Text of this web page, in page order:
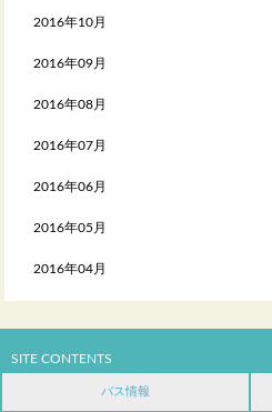
2016年10月
2016年09月
2016年08月
2016年07月
2016年06月
2016年05月
2016年04月
SITE CONTENTS
バス情報